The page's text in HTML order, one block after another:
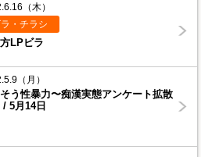
（木）
ラ・チラシ
LPビラ
（月）
う性暴力〜痴漢実態アンケート拡散
5月14日